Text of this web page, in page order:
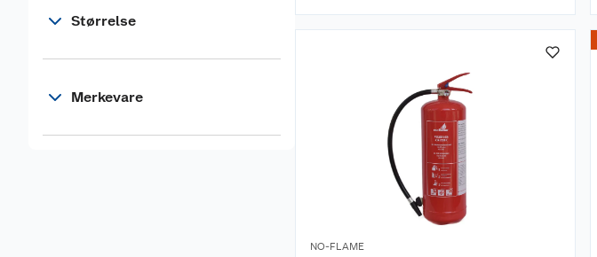
Størrelse
Merkevare
NO-FLAME